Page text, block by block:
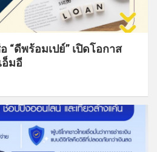
“ดีพร้อมเปย์” เปิดโอกาส
อ็มอี